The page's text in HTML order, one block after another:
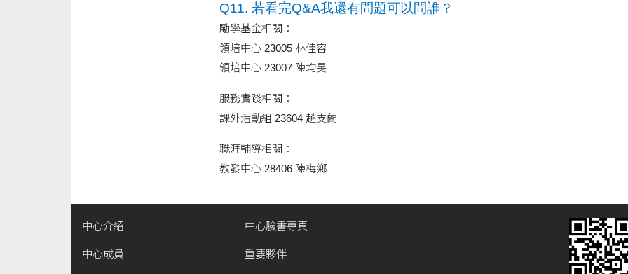
Q11. 若看完Q&A我還有問題可以問誰？
勵學基金相關：
領培中心 23005 林佳容
領培中心 23007 陳均旻
服務實踐相關：
課外活動組 23604 趙支蘭
職涯輔導相關：
教發中心 28406 陳梅鄉
中心介紹
中心成員
中心臉書專頁
重要夥伴